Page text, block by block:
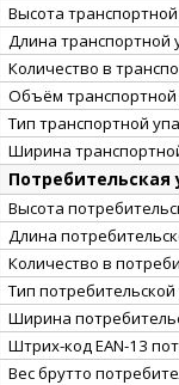
Высота
Длина транспортной
Количество в
Объём транспортной
Тип транспортной
Ширина
Потребительская
Высота
Длина
Количество в
Тип
Ширина
Штрих-код EAN-13
Вес брутто